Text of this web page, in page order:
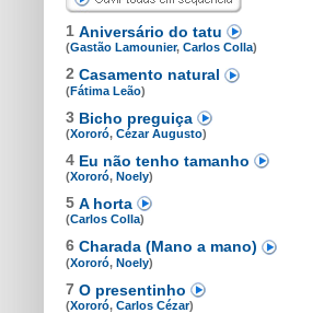
1 Aniversário do tatu
(Gastão Lamounier, Carlos Colla)
2 Casamento natural
(Fátima Leão)
3 Bicho preguiça
(Xororó, Cézar Augusto)
4 Eu não tenho tamanho
(Xororó, Noely)
5 A horta
(Carlos Colla)
6 Charada (Mano a mano)
(Xororó, Noely)
7 O presentinho
(Xororó, Carlos Cézar)